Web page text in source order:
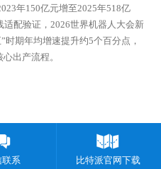
年150亿元增至2025年518亿
配验证，2026世界机器人大会新
时期年均增速提升约5个百分点，
出产流程。
系 比特派官网下载